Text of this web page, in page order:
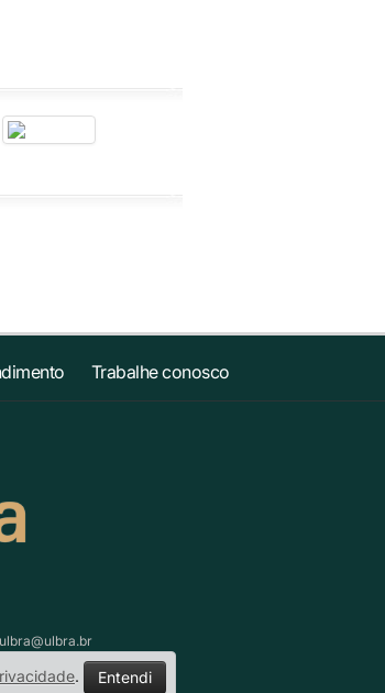
Trabalhe conosco
ulbra@ulbra.br
. Entendi